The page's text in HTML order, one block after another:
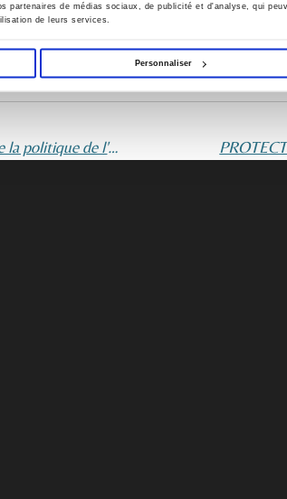
partenaires de médias sociaux, de publicité et d'analyse, qui
de leurs services.
Personnaliser
n° 03907 : JO Sénat, 12 oct. 2023, p.
Mise en œuvre, dans les procédures judiciaires de la politique de l'amiable (ARA et césure du procès civil) - Décrets n° 2023-686 du 29 juillet 2023 portant mesures favorisant le règlement amiable des litiges devant le tribunal judiciaire et n° 2023-357 du 11/05/2023